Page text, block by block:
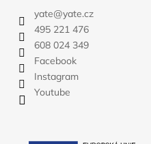
yate@yate.cz
495 221 476
608 024 349
Facebook
Instagram
Youtube